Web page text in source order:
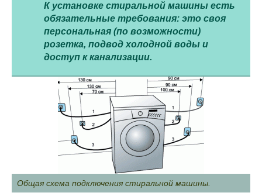
К установке стиральной машины есть
обязательные требования: это своя
персональная (по возможности)
розетка, подвод холодной воды и
доступ к канализации.
Общая схема подключения стиральной машины.